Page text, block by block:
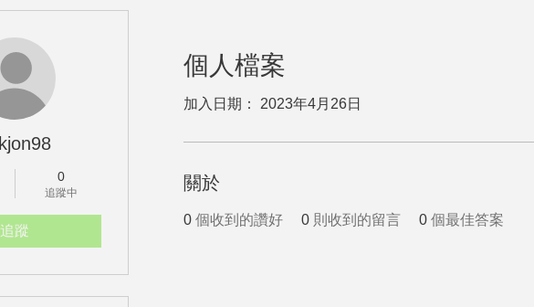
個人檔案
加入日期： 2023年4月26日
關於
0 個收到的讚好 0 則收到的留言 0 個最佳答案
0
追蹤中
追蹤